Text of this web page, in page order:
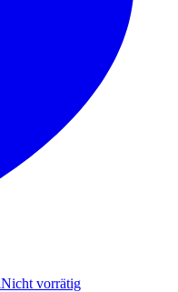
Nicht vorrätig